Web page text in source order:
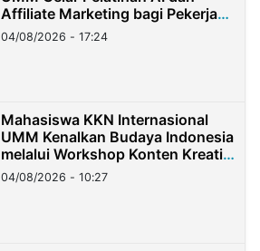
Affiliate Marketing bagi Pekerja
Migran Indonesia di Taiwan
04/08/2026 - 17:24
Mahasiswa KKN Internasional
UMM Kenalkan Budaya Indonesia
melalui Workshop Konten Kreatif
di Taiwan
04/08/2026 - 10:27